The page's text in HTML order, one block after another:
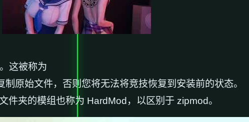
这被称为
原始文件，否则您将无法将竞技恢复到安装前的状态。
件夹的模组也称为 HardMod，以区别于 zipmod。